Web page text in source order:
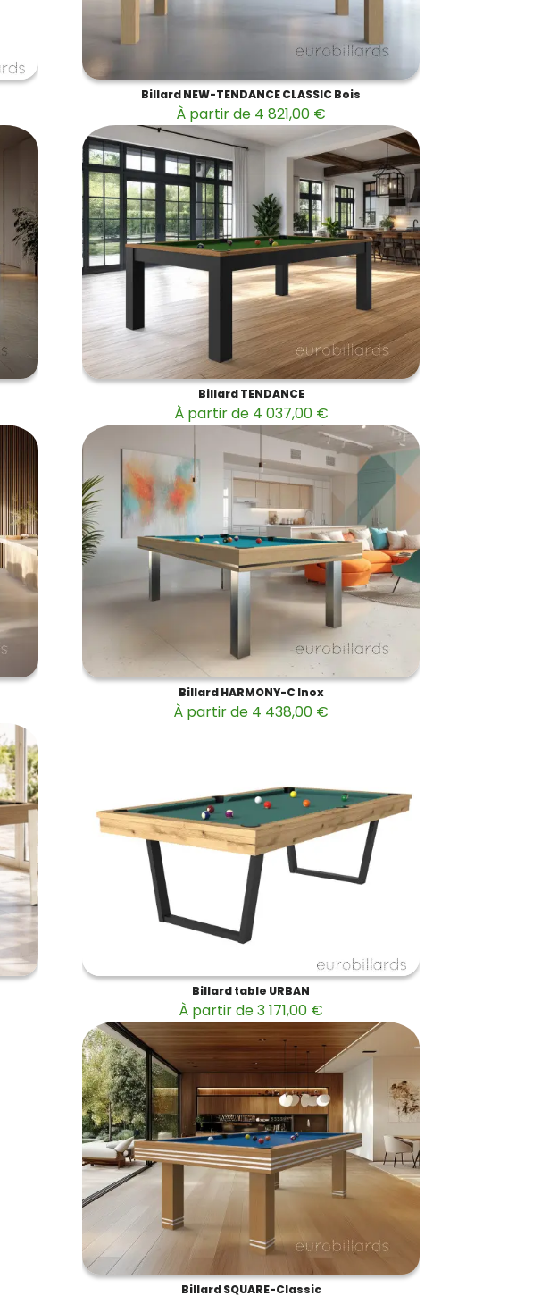
Billard NEW-TENDANCE CLASSIC Bois
À partir de 4 821,00 €
Billard TENDANCE
À partir de 4 037,00 €
Billard HARMONY-C Inox
À partir de 4 438,00 €
Billard table URBAN
À partir de 3 171,00 €
Billard SQUARE-Classic